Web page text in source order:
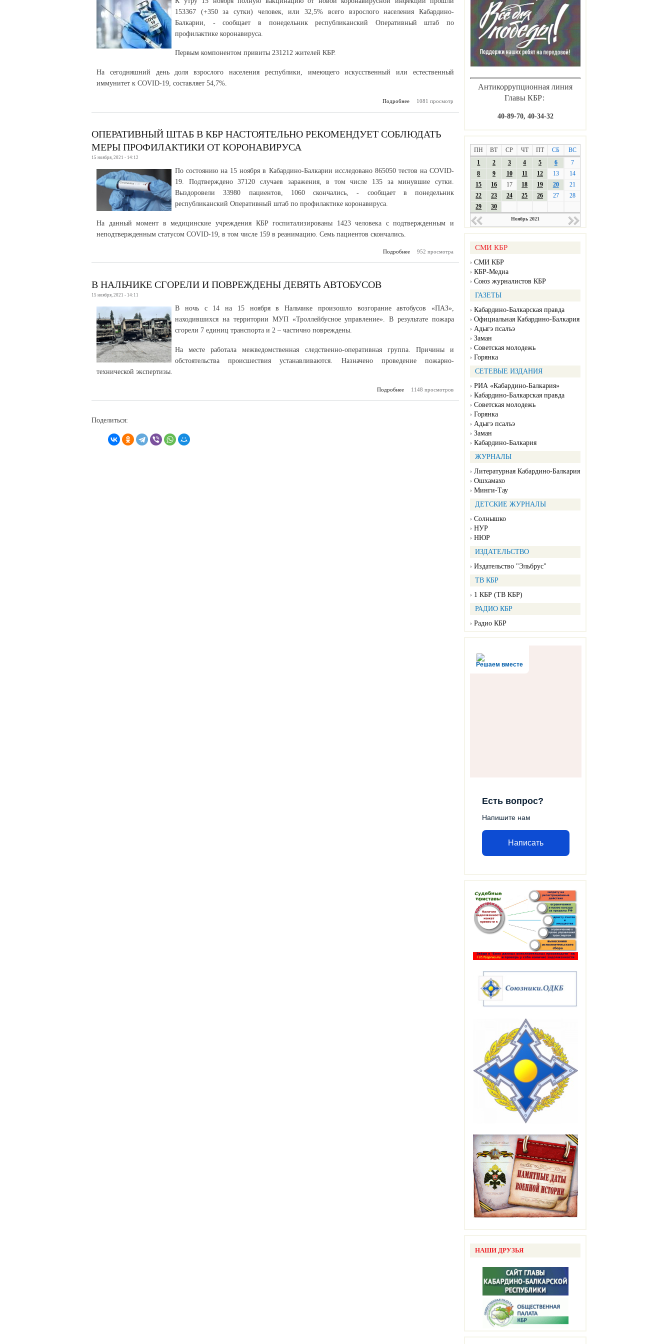
Антикоррупционная линия
Главы КБР:
40-89-70, 40-34-32
ПН ВТ СР ЧТ ПТ СБ
ВС
1
2 3 4 5 6
7
8
9 10 11 12 13
14
15
16 17 18 19 20
21
22
23 24 25 26 27
28
29
30
Ноябрь 2021
СМИ КБР
СМИ КБР
КБР-Медиа
Союз журналистов КБР
ГАЗЕТЫ
Кабардино-Балкарская правда
Официальная Кабардино-Балкария
Адыгэ псалъэ
Заман
Советская молодежь
Горянка
СЕТЕВЫЕ ИЗДАНИЯ
РИА «Кабардино-Балкария»
Кабардино-Балкарская правда
Советская молодежь
Горянка
Адыгэ псалъэ
Заман
Кабардино-Балкария
ЖУРНАЛЫ
Литературная Кабардино-Балкария
Ошхамахо
Минги-Тау
ДЕТСКИЕ ЖУРНАЛЫ
Солнышко
НУР
НЮР
ИЗДАТЕЛЬСТВО
Издательство "Эльбрус"
ТВ КБР
1 КБР (ТВ КБР)
РАДИО КБР
Радио КБР
Решаем вместе
Есть вопрос?
Напишите нам
Написать
НАШИ ДРУЗЬЯ
153367 (+350 за сутки) человек, или 32,5% всего взрослого населения Кабардино-
Балкарии, - сообщает в понедельник республиканский Оперативный штаб по
профилактике коронавируса.
Первым компонентом привиты 231212 жителей КБР.
На сегодняшний день доля взрослого населения республики, имеющего искусственный или естественный
иммунитет к COVID-19, составляет 54,7%.
Подробнее
о Ежедневная сводка
1081 просмотр
ОПЕРАТИВНЫЙ ШТАБ В КБР НАСТОЯТЕЛЬНО РЕКОМЕНДУЕТ СОБЛЮДАТЬ
МЕРЫ ПРОФИЛАКТИКИ ОТ КОРОНАВИРУСА
15 ноября, 2021 - 14:12
По состоянию на 15 ноября в Кабардино-Балкарии исследовано 865050 тестов на COVID-
19. Подтверждено 37120 случаев заражения, в том числе 135 за минувшие сутки.
Выздоровели 33980 пациентов, 1060 скончались, - сообщает в понедельник
республиканский Оперативный штаб по профилактике коронавируса.
На данный момент в медицинские учреждения КБР госпитализированы 1423 человека с подтвержденным и
неподтвержденным статусом COVID-19, в том числе 159 в реанимацию. Семь пациентов скончались.
Подробнее
о Оперативный штаб в
952 просмотра
В НАЛЬЧИКЕ СГОРЕЛИ И ПОВРЕЖДЕНЫ ДЕВЯТЬ АВТОБУСОВ
15 ноября, 2021 - 14:11
В ночь с 14 на 15 ноября в Нальчике произошло возгорание автобусов «ПАЗ»,
находившихся на территории МУП «Троллейбусное управление». В результате пожара
сгорели 7 единиц транспорта и 2 – частично повреждены.
На месте работала межведомственная следственно-оперативная группа. Причины и
обстоятельства происшествия устанавливаются. Назначено проведение пожарно-
технической экспертизы.
Подробнее
о В Нальчике сгорели и
1148 просмотров
Поделиться: